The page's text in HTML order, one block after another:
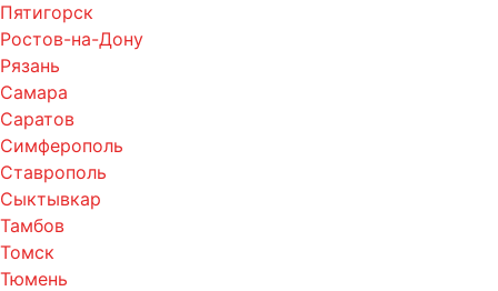
Пятигорск
Ростов-на-Дону
Рязань
Самара
Саратов
Симферополь
Ставрополь
Сыктывкар
Тамбов
Томск
Тюмень